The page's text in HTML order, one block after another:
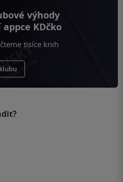
výhody
KDčko
tisíce knih